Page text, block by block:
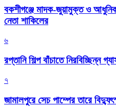
বকশীগঞ্জে মাদক-জুয়ামুক্ত ও
নেতা শাকিলের
৬
রপ্তানি শিল্প বাঁচাতে নিরবিচ্ছিন্ন
৭
জামালপুরে সেচ পাম্পের তারে